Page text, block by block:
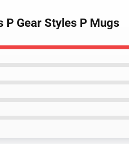
Gear Styles P Mugs